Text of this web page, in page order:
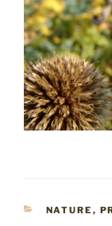
NATURE ,